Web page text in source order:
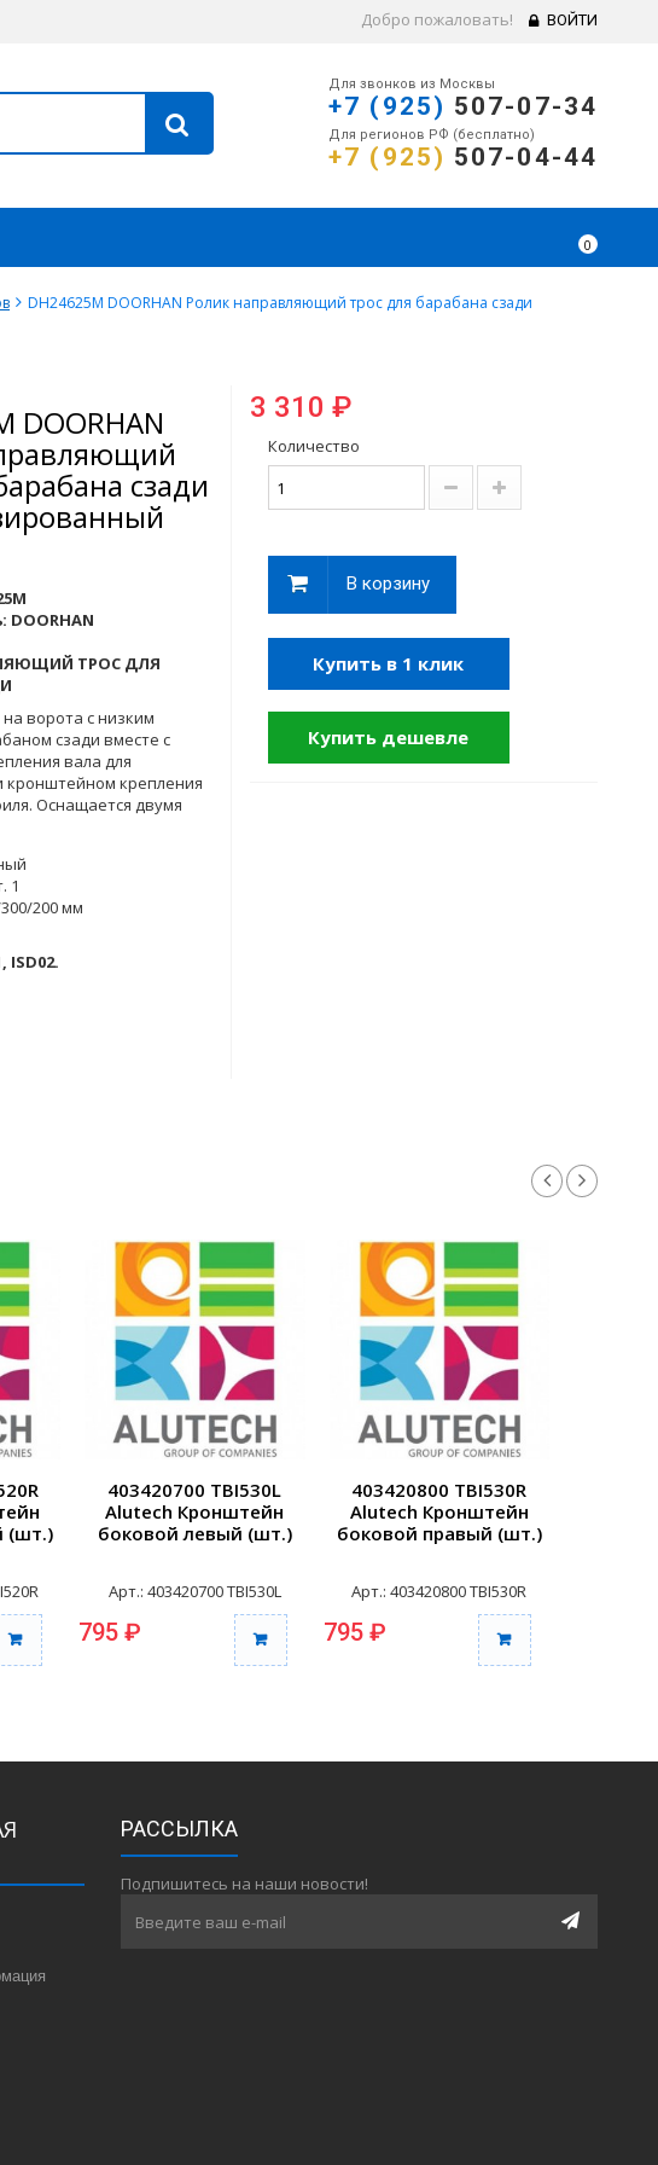
Добро пожаловать! ВОЙТИ
Для звонков из Москвы
+7 (925) 507-07-34
Для регионов РФ (бесплатно)
+7 (925) 507-04-44
0
DH24625M DOORHAN Ролик направляющий трос для барабана сзади
DOORHAN
сзади
DOORHAN
ТРОС ДЛЯ
ворота с низким
сзади вместе с
вала для
кронштейном крепления
Оснащается двумя
1
200 мм
ISD02.
3 310 ₽
Количество
В корзину
Купить в 1 клик
Купить дешевле
(шт.)
403420700 TBI530L
Alutech Кронштейн
боковой левый (шт.)
Арт.: 403420700 TBI530L
795 ₽
403420800 TBI530R
Alutech Кронштейн
боковой правый (шт.)
Арт.: 403420800 TBI530R
795 ₽
РАССЫЛКА
Подпишитесь на наши новости!